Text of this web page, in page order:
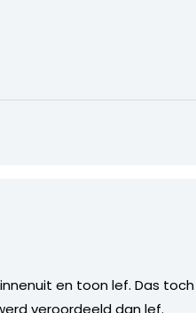
en toon lef. Das
veroordeeld dan lef.